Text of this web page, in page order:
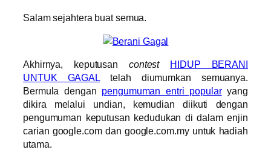
Salam sejahtera buat semua.
Akhirnya, keputusan contest
HIDUP BERANI
UNTUK GAGAL telah diumumkan semuanya.
Bermula dengan pengumuman entri popularyang
dikira melalui undian, kemudian diikuti dengan
pengumuman keputusan kedudukan di dalam enjin
carian google.com dan google.com.my untuk hadiah
utama.